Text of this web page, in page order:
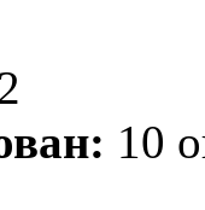
10